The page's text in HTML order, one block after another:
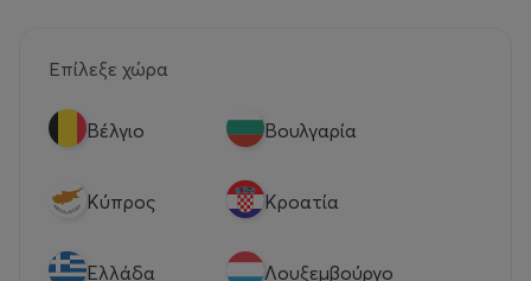
Επίλεξε χώρα
Βέλγιο Βουλγαρία
Κύπρος Κροατία
Eλλάδα Λουξεμβούργο